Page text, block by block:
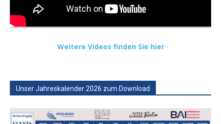
Weitere Videos finden Sie hier
Unser Jahreskalender 2026 zum Download